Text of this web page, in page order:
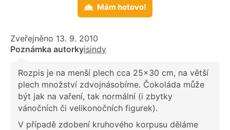
Mám hotovo!
Zveřejněno 13. 9. 2010
Poznámka autorkyisindy
Rozpis je na menší plech cca 25x30 cm, na větší
plech množství zdvojnásobíme. Čokoláda může
být jak na vaření, tak normální (i zbytky
vánočních či velikonočních figurek).
V případě zdobení kruhového korpusu děláme